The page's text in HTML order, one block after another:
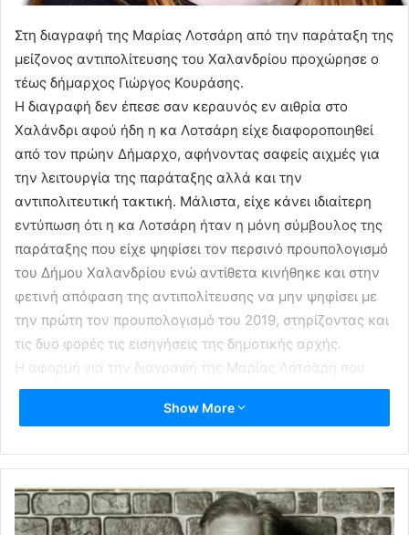
Στη διαγραφή της Μαρίας Λοτσάρη από την παράταξη της
μείζονος αντιπολίτευσης του Χαλανδρίου προχώρησε ο
τέως δήμαρχος Γιώργος Κουράσης.
Η διαγραφή δεν έπεσε σαν κεραυνός εν αιθρία στο
Χαλάνδρι αφού ήδη η κα Λοτσάρη είχε διαφοροποιηθεί
από τον πρώην Δήμαρχο, αφήνοντας σαφείς αιχμές για
την λειτουργία της παράταξης αλλά και την
αντιπολιτευτική τακτική. Μάλιστα, είχε κάνει ιδιαίτερη
εντύπωση ότι η κα Λοτσάρη ήταν η μόνη σύμβουλος της
παράταξης που είχε ψηφίσει τον περσινό προυπολογισμό
του Δήμου Χαλανδρίου ενώ αντίθετα κινήθηκε και στην
φετινή απόφαση της αντιπολίτευσης να μην ψηφίσει με
την πρώτη τον προυπολογισμό του 2019, στηρίζοντας και
τις δυο φορές τις εισηγήσεις της δημοτικής αρχής.
Η αφορμή για την διαγραφή της Μαρίας Λοτσάρη που
θεωρείται ως ένα απο το πιο σημαντικά στελέχη της
τοπικής Αυτοδιοίκησης του Χαλανδρίου, ήρθε με το θέμα
διοίκησης στις αρχές του επόμενου έτους, στο πλαίσιο
αδελφοποίησης της περιοχής με τον Δήμο Χαλανδρίου.
Show More